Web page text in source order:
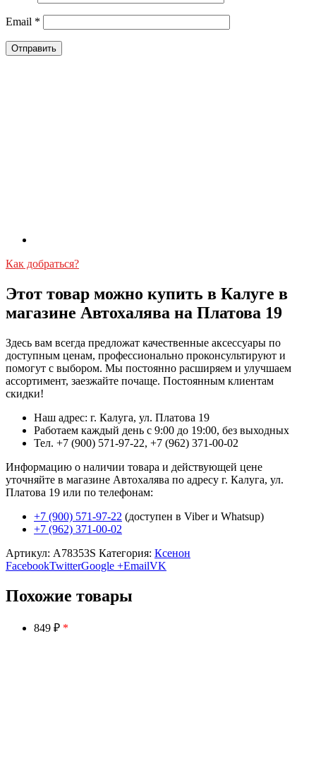
Email *
Как добраться?
Этот товар можно купить в Калуге в
магазине Автохалява на Платова 19
Здесь вам всегда предложат качественные аксессуары по
доступным ценам, профессионально проконсультируют и
помогут с выбором. Мы постоянно расширяем и улучшаем
ассортимент, заезжайте почаще. Постоянным клиентам
скидки!
Наш адрес: г. Калуга, ул. Платова 19
Работаем каждый день с 9:00 до 19:00, без выходных
Тел. +7 (900) 571-97-22, +7 (962) 371-00-02
Информацию о наличии товара и действующей цене
уточняйте в магазине Автохалява по адресу г. Калуга, ул.
Платова 19 или по телефонам:
+7 (900) 571-97-22 (доступен в Viber и Whatsup)
+7 (962) 371-00-02
Артикул: A78353S Категория: Ксенон
FacebookTwitterGoogle +EmailVK
Похожие товары
849 ₽ *